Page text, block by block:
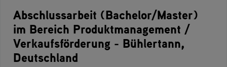
Abschlussarbeit (Bachelor/Master)
im Bereich Produktmanagement /
Verkaufsförderung - Bühlertann,
Deutschland